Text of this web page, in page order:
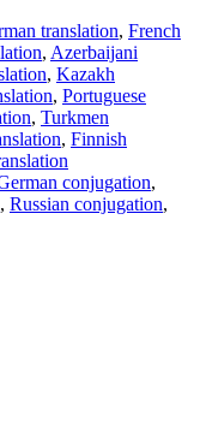
translation, French
, Azerbaijani
, Kazakh
, Portuguese
, Turkmen
, Finnish
conjugation,
, Russian conjugation,